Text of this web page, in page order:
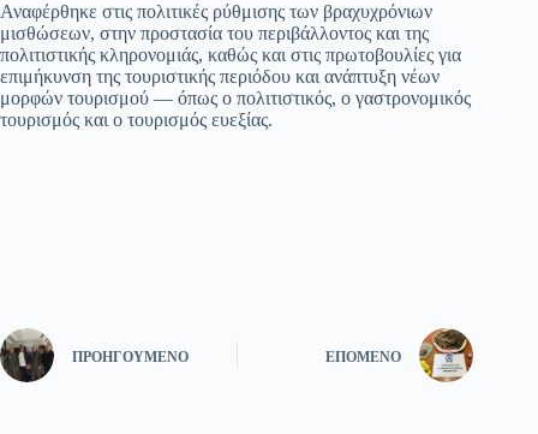
Αναφέρθηκε στις πολιτικές ρύθμισης των βραχυχρόνιων
μισθώσεων, στην προστασία του περιβάλλοντος και της
πολιτιστικής κληρονομιάς, καθώς και στις πρωτοβουλίες για
επιμήκυνση της τουριστικής περιόδου και ανάπτυξη νέων
μορφών τουρισμού — όπως ο πολιτιστικός, ο γαστρονομικός
τουρισμός και ο τουρισμός ευεξίας.
ΠΡΟΗΓΟΎΜΕΝΟ ΕΠΌΜΕΝΟ